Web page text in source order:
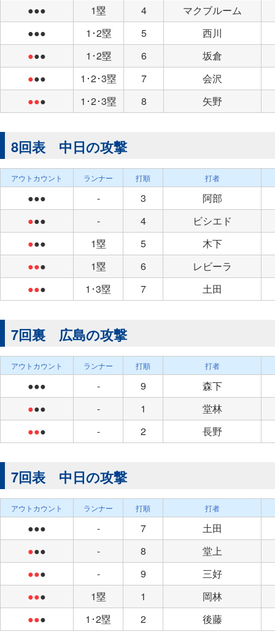
●●●
1塁 4
マクブルーム
●●●
1･2塁 5
西川
●●● 1･2塁 6
坂倉
●●● 1･2･3塁 7
会沢
●●● 1･2･3塁 8 矢野
8回表 中日の攻撃
アウトカウント ランナー 打順 打者
●●● - 3
阿部
●●● - 4
ビシエド
●●● 1塁 5
木下
●●● 1塁 6
レビーラ
●●● 1･3塁 7 土田
7回裏 広島の攻撃
アウトカウント ランナー 打順 打者
●●● - 9
森下
●●● - 1
堂林
●●● - 2 長野
7回表 中日の攻撃
アウトカウント ランナー 打順 打者
●●● - 7
土田
●●● - 8
堂上
●●● - 9
三好
●●● 1塁 1
岡林
●●● 1･2塁 2 後藤